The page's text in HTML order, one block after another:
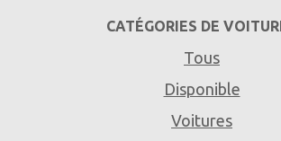
CATÉGORIES DE
Tous
Disponible
Voitures